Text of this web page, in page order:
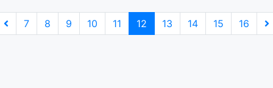
7 8 9 10 11 12 13 14 15 16